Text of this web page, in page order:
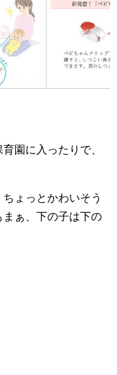
園に入ったりで、
ょっとかわいそう
ぁ、下の子は下の